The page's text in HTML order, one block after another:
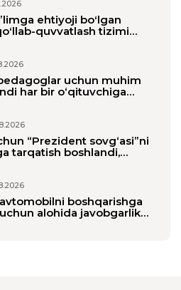
ehtiyoji boʻlgan
quvvatlash tizimi
uchun muhim
har bir o‘qituvchiga
“Prezident sovg‘asi”ni
tarqatish boshlandi,
boshqarishga
alohida javobgarlik